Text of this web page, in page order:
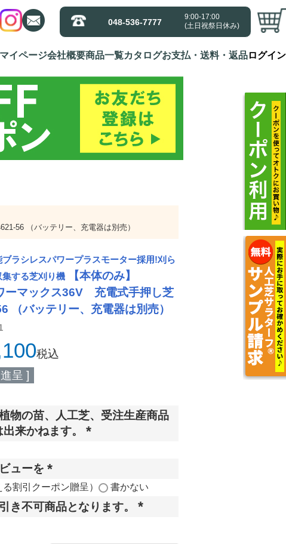
048-536-7777
9:00-17:00
(土日祝祭日休み)
マイページ会社概要商品一覧カタログお支払・送料・返品ログイン
048-536-7777
9:00-17:00
(土日祝祭日休み)
マイページ会社概要商品一覧カタログお支払・送料・返品ログイン
56 （バッテリー、充電器は別売）
ブラシレスパワープラスモーター採用!刈ら
する芝刈り機
【本体のみ】
ーマックス36V 充電式手押し芝
（バッテリー、充電器は別売）
税込
呈 ]
物の苗、人工芝、受注生産商品
来かねます。
)
ューを
(
必
須
割引クーポン贈呈） 書かない
き不可商品となります。